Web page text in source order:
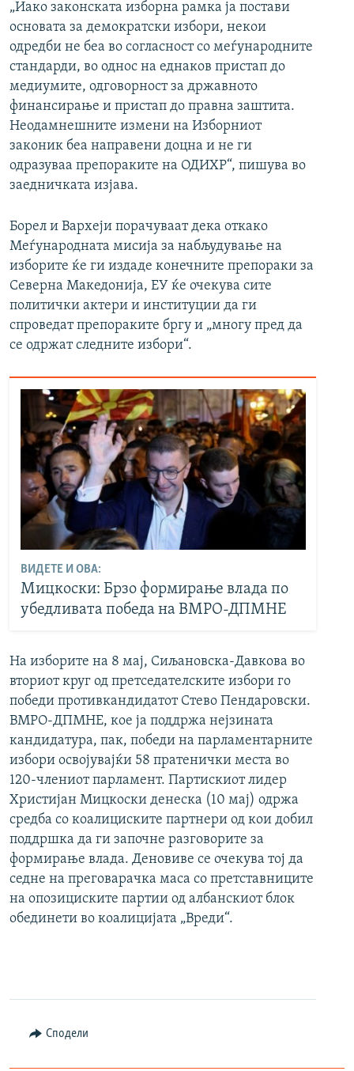
„Иако законската изборна рамка ја постави
основата за демократски избори, некои
одредби не беа во согласност со меѓународните
стандарди, во однос на еднаков пристап до
медиумите, одговорност за државното
финансирање и пристап до правна заштита.
Неодамнешните измени на Изборниот
законик беа направени доцна и не ги
одразуваа препораките на ОДИХР“, пишува во
заедничката изјава.
Борел и Вархеји порачуваат дека откако
Меѓународната мисија за набљудување на
изборите ќе ги издаде конечните препораки за
Северна Македонија, ЕУ ќе очекува сите
политички актери и институции да ги
спроведат препораките бргу и „многу пред да
се одржат следните избори“.
ВИДЕТЕ И ОВА:
Мицкоски: Брзо формирање влада по
убедливата победа на ВМРО-ДПМНЕ
На изборите на 8 мај, Сиљановска-Давкова во
вториот круг од претседателските избори го
победи противкандидатот Стево Пендаровски.
ВМРО-ДПМНЕ, кое ја поддржа нејзината
кандидатура, пак, победи на парламентарните
избори освојувајќи 58 пратенички места во
120-члениот парламент. Партискиот лидер
Христијан Мицкоски денеска (10 мај) одржа
средба со коалициските партнери од кои добил
поддршка да ги започне разговорите за
формирање влада. Деновиве се очекува тој да
седне на преговарачка маса со претставниците
на опозициските партии од албанскиот блок
обединети во коалицијата „Вреди“.
Сподели